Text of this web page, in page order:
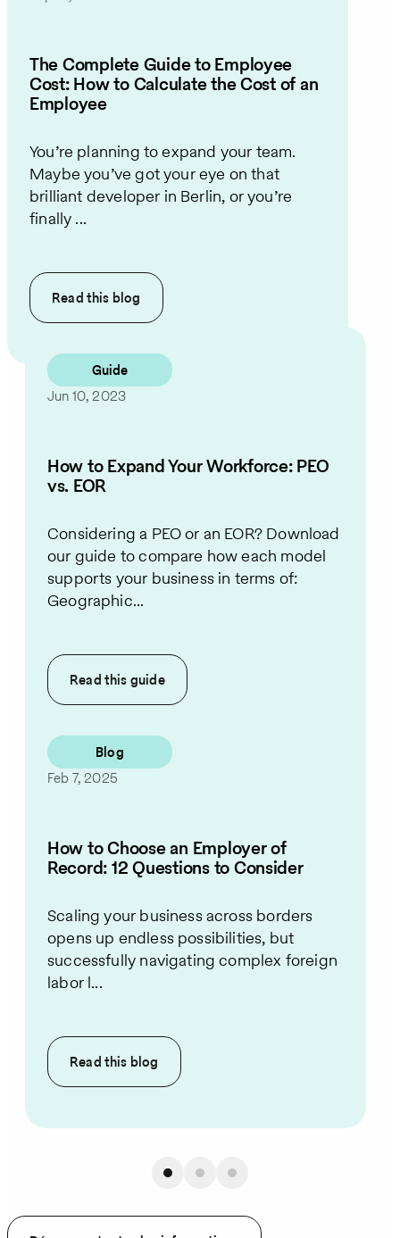
The Complete Guide to Employee
Cost: How to Calculate the Cost of an
Employee
You’re planning to expand your team.
Maybe you’ve got your eye on that
brilliant developer in Berlin, or you’re
finally ...
Read this blog
Guide
Jun 10, 2023
How to Expand Your Workforce: PEO
vs. EOR
Considering a PEO or an EOR? Download
our guide to compare how each model
supports your business in terms of:
Geographic...
Read thisguide
Blog
Feb 7, 2025
How to Choose an Employer of
Record: 12 Questions to Consider
Scaling your business across borders
opens up endless possibilities, but
successfully navigating complex foreign
labor l...
Read this blog